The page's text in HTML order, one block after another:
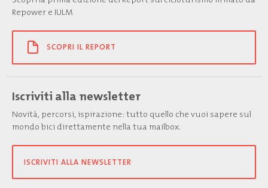
Repower e IULM
SCOPRI IL REPORT
Iscriviti alla newsletter
Novità, percorsi, ispirazione: tutto quello che vuoi sapere sul
mondo bici direttamente nella tua mailbox.
ISCRIVITI ALLA NEWSLETTER